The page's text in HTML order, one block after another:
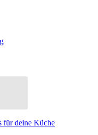
für deine Küche